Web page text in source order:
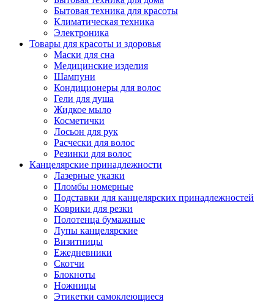
Бытовая техника для красоты
Климатическая техника
Электроника
Товары для красоты и здоровья
Маски для сна
Медицинские изделия
Шампуни
Кондиционеры для волос
Гели для душа
Жидкое мыло
Косметички
Лосьон для рук
Расчески для волос
Резинки для волос
Канцелярские принадлежности
Лазерные указки
Пломбы номерные
Подставки для канцелярских принадлежностей
Коврики для резки
Полотенца бумажные
Лупы канцелярские
Визитницы
Ежедневники
Скотчи
Блокноты
Ножницы
Этикетки самоклеющиеся